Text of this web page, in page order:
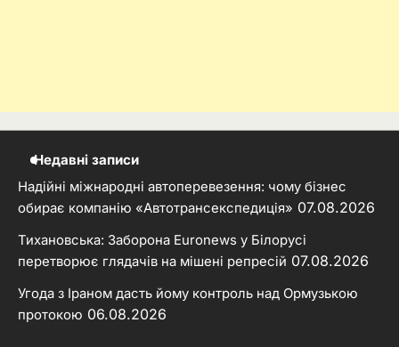
Недавні записи
Надійні міжнародні автоперевезення: чому бізнес
обирає компанію «Автотрансекспедиція» 07.08.2026
Тихановська: Заборона Euronews у Білорусі
перетворює глядачів на мішені репресій 07.08.2026
Угода з Іраном дасть йому контроль над Ормузькою
протокою 06.08.2026